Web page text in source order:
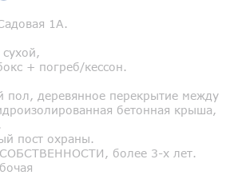
1А.
+ погреб/кессон.
пол, деревянное перекрытие между
бетонная крыша,
пост охраны.
более 3-х лет.